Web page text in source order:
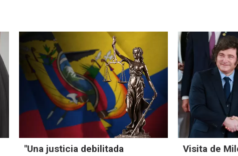
"Una justicia debilitada
Visita de